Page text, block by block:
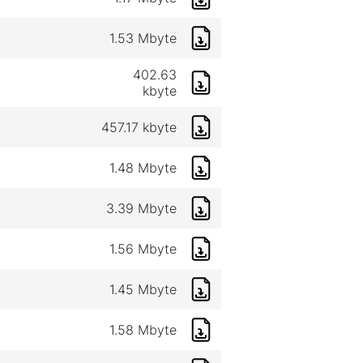
1.53 Mbyte
402.63
kbyte
457.17 kbyte
1.48 Mbyte
3.39 Mbyte
1.56 Mbyte
1.45 Mbyte
1.58 Mbyte